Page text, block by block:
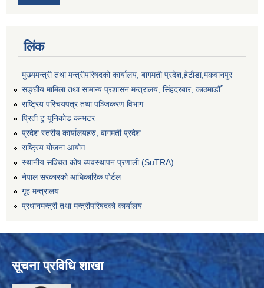
लिंक
मुख्यमन्त्री तथा मन्त्रीपरिषदको कार्यालय, बागमती प्रदेश,हेटाैडा,मकवानपुर
सङ्‍घीय मामिला तथा सामान्य प्रशासन मन्त्रालय, सिंहदरबार, काठमाडौँ
राष्ट्रिय परिचयपत्र तथा पञ्जिकरण विभाग
प्रिती टु यूनिकोड कन्भटर
प्रदेश स्तरीय कार्यालयहरु, बागमती प्रदेश
राष्ट्रिय योजना आयोग
स्थानीय सञ्चित कोष ब्यवस्थापन प्रणाली (SuTRA)
नेपाल सरकारको आधिकारिक पोर्टल
गृह मन्त्रालय
प्रधानमन्त्री तथा मन्त्रीपरिषदको कार्यालय
सूचना प्रविधि शाखा